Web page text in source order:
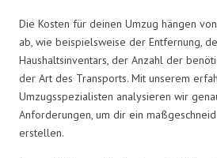
Die Kosten für deinen Umzug hängen
ab, wie beispielsweise der Entfernung,
Haushaltsinventars, der Anzahl der
der Art des Transports. Mit unserem
Umzugsspezialisten analysieren wir
Anforderungen, um dir ein
erstellen.